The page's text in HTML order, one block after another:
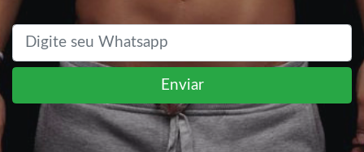
Enviar